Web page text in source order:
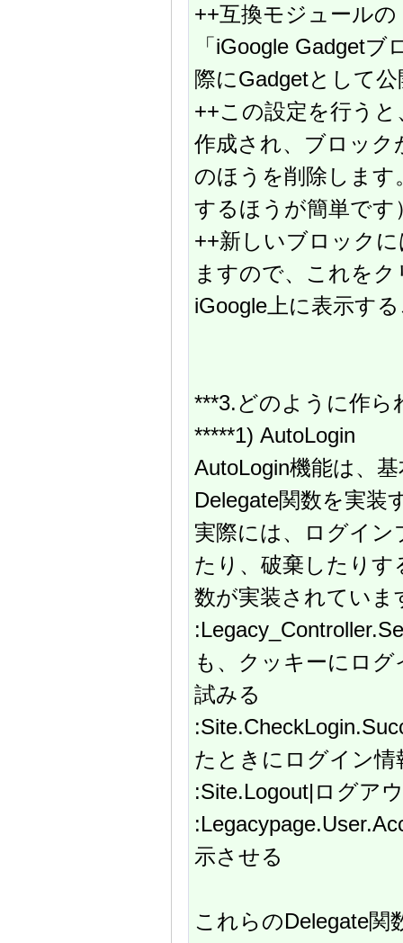
++互換モジュール
「iGoogle Gadget
際にGadgetとして
++この設定を行う
作成され、ブロッ
のほうを削除します
するほうが簡単です
++新しいブロック
ますので、これを
iGoogle上に表示す
***3.どのように作ら
*****1) AutoLogin
AutoLogin機能は、
Delegate関数を実装
実際には、ログイ
たり、破棄したり
数が実装されていま
も、クッキーにロ
試みる
たときにログイン
:Site.Logout|ログア
示させる
これらのDelegate関